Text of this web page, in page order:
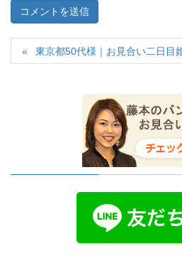
東京都50代様｜お見合い二日目